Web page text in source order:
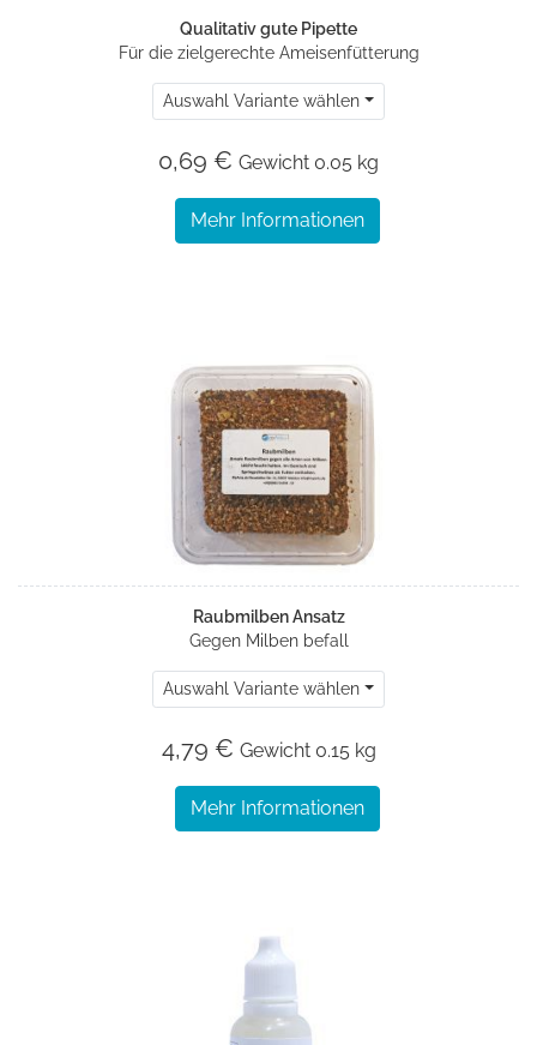
Qualitativ gute Pipette
Für die zielgerechte Ameisenfütterung
Auswahl Variante wählen
0,69 € Gewicht 0.05 kg
Mehr Informationen
Raubmilben Ansatz
Gegen Milben befall
Auswahl Variante wählen
4,79 € Gewicht 0.15 kg
Mehr Informationen